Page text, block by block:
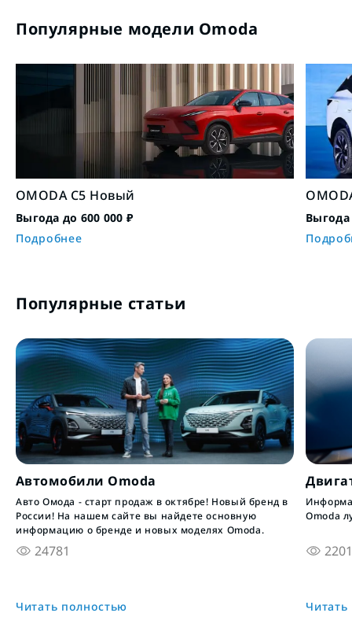
Популярные модели Omoda
OMODA C5 Новый
Выгода до 600 000 ₽
Подробнее
Выгода
Популярные статьи
Автомобили Omoda
Авто Омода - старт продаж в октябре! Новый бренд в
России! На нашем сайте вы найдете основную
информацию о бренде и новых моделях Omoda.
24781
Читать полностью
Omoda